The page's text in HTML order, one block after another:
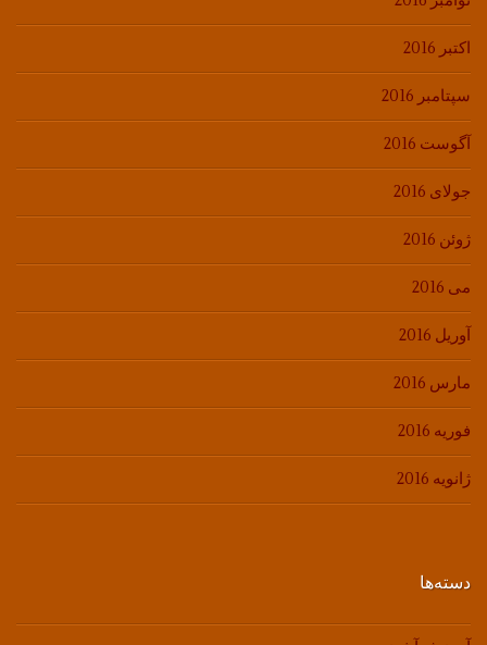
اکتبر 2016
سپتامبر 2016
آگوست 2016
جولای 2016
ژوئن 2016
می 2016
آوریل 2016
مارس 2016
فوریه 2016
ژانویه 2016
دسته‌ها